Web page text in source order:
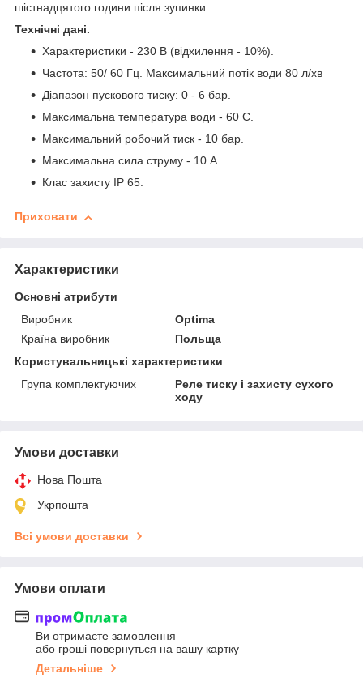
шістнадцятого години після зупинки.
Технічні дані.
Характеристики - 230 В (відхилення - 10%).
Частота: 50/ 60 Гц. Максимальний потік води 80 л/хв
Діапазон пускового тиску: 0 - 6 бар.
Максимальна температура води - 60 С.
Максимальний робочий тиск - 10 бар.
Максимальна сила струму - 10 A.
Клас захисту IP 65.
Приховати
Характеристики
Основні атрибути
Виробник
Optima
Країна виробник
Польща
Користувальницькі характеристики
Група комплектуючих
Реле тиску і захисту сухого
ходу
Умови доставки
Нова Пошта
Укрпошта
Всі умови доставки
Умови оплати
Ви отримаєте замовлення
або гроші повернуться на вашу картку
Детальніше